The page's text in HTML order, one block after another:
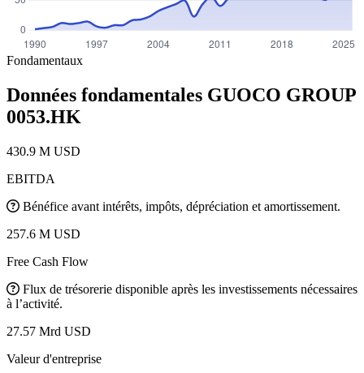
Fondamentaux
Données fondamentales GUOCO GROUP
0053.HK
430.9 M USD
EBITDA
Bénéfice avant intérêts, impôts, dépréciation et amortissement.
257.6 M USD
Free Cash Flow
Flux de trésorerie disponible après les investissements nécessaires
à l’activité.
27.57 Mrd USD
Valeur d'entreprise